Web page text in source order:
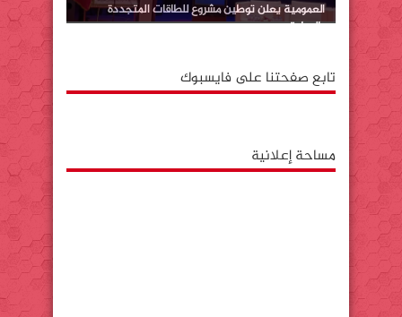
العمومية يعلن توطين مشروع للطاقات المتجددة
بالوطية
تابع صفحتنا على فايسبوك
مساحة إعلانية